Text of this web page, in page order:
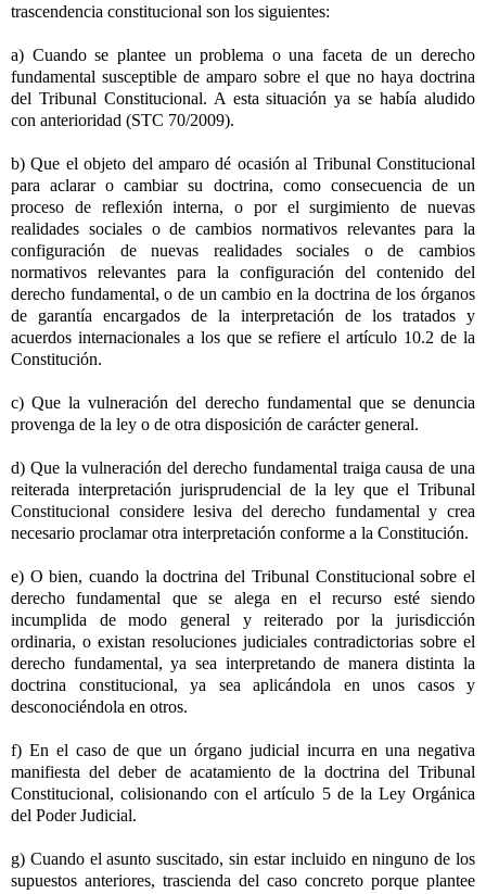
trascendencia constitucional son los siguientes:
a) Cuando se plantee un problema o una faceta de un derecho
fundamental susceptible de amparo sobre el que no haya doctrina
del Tribunal Constitucional. A esta situación ya se había aludido
con anterioridad (STC 70/2009).
b) Que el objeto del amparo dé ocasión al Tribunal Constitucional
para aclarar o cambiar su doctrina, como consecuencia de un
proceso de reflexión interna, o por el surgimiento de nuevas
realidades sociales o de cambios normativos relevantes para la
configuración de nuevas realidades sociales o de cambios
normativos relevantes para la configuración del contenido del
derecho fundamental, o de un cambio en la doctrina de los órganos
de garantía encargados de la interpretación de los tratados y
acuerdos internacionales a los que se refiere el artículo 10.2 de la
Constitución.
c) Que la vulneración del derecho fundamental que se denuncia
provenga de la ley o de otra disposición de carácter general.
d) Que la vulneración del derecho fundamental traiga causa de una
reiterada interpretación jurisprudencial de la ley que el Tribunal
Constitucional considere lesiva del derecho fundamental y crea
necesario proclamar otra interpretación conforme a la Constitución.
e) O bien, cuando la doctrina del Tribunal Constitucional sobre el
derecho fundamental que se alega en el recurso esté siendo
incumplida de modo general y reiterado por la jurisdicción
ordinaria, o existan resoluciones judiciales contradictorias sobre el
derecho fundamental, ya sea interpretando de manera distinta la
doctrina constitucional, ya sea aplicándola en unos casos y
desconociéndola en otros.
f) En el caso de que un órgano judicial incurra en una negativa
manifiesta del deber de acatamiento de la doctrina del Tribunal
Constitucional, colisionando con el artículo 5 de la Ley Orgánica
del Poder Judicial.
g) Cuando el asunto suscitado, sin estar incluido en ninguno de los
supuestos anteriores, trascienda del caso concreto porque plantee